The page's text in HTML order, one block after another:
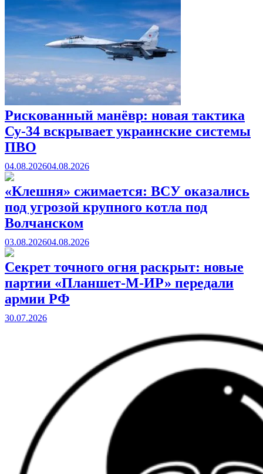
Рискованный манёвр: новая тактика
Су-34 вскрывает украинские системы
ПВО
04.08.202604.08.2026
«Клешня» сжимается: ВСУ оказались
под угрозой крупного котла под
Волчанском
03.08.202604.08.2026
Секрет точного огня раскрыт: новые
партии «Планшет-М-ИР» передали
армии РФ
30.07.2026